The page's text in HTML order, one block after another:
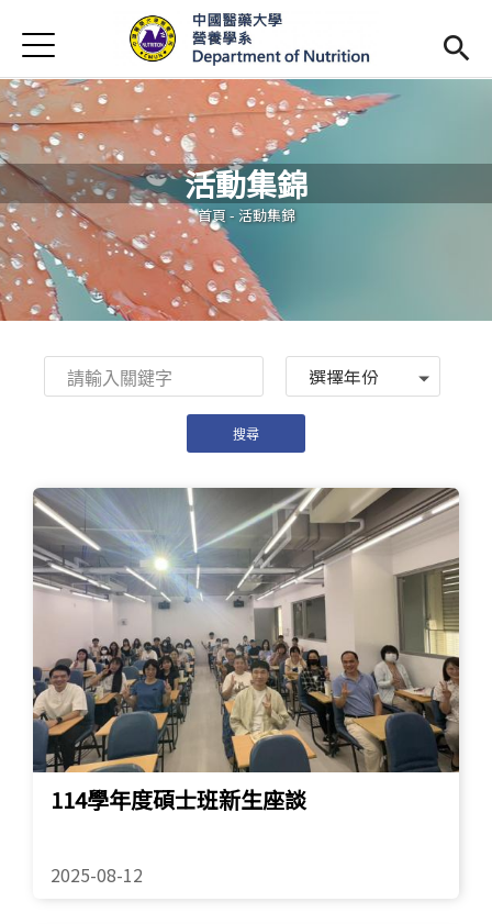
首頁
最新消息
系所簡介
師資陣容
課程資訊
活動花絮
招生訊息(link is external)
Open
學生專區
校友專區
相關連結
English
Jump to Navigation
Jump to Main content
活動集錦
您在這裡
首頁- 活動集錦
Year
114學年度碩士班新生座談
2025-08-12